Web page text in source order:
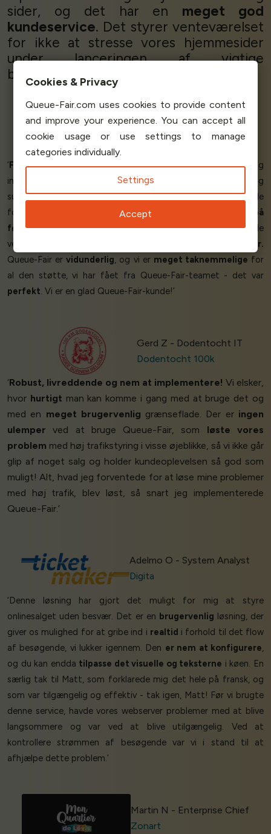
sider, og det har en meget god
kundeservice. Det styrer venteværelset
for ikke at stresse vores hjemmesider
under lanceringen af vigtige
billetarrangementer.
Rachel R - Press & Marketing
DIY Ticket
‘ Fantastisk produkt, fungerer fejlfrit. Nem installation og
integration, fremragende rapportering, god kommunikation og
support, værdi for pengene og 5-stjernet oplevelse. Vi er glade
for at kunne sige, at vores billetsalg gik glat! Vi fik
udsolgt på
første dagved hjælp af Queue-Fair's virtuelle
venteværelsesløsning
uden en eneste fejl eller kundeklager.
Queue-Fair ervidunderlig, og vi er meget taknemmelige for
al den støtte, vi har fået fra Queue-Fair-teamet - det var
perfekt. Vi er en glad Queue-Fair-kunde!’
Gerd Z - Dodentocht IT
Dodentocht 100k
‘Robust, livreddende og nem at implementere! Vi elsker,
hvor hurtigt man kan komme i gang med at bruge det og
med en meget brugervenlig grænseflade. Der er ingen
ulemper ved at bruge Queue-Fair, som løste vores
problem med høj trafikstyring i visse øjeblikke, så vi ikke går
glip af noget salg og holder kundeoplevelsen så god som
muligt! Alt, hvad jeg forventede for at løse mine problemer
med høj trafik, blev løst, så snart jeg implementerede
Queue-Fair.’
Adelmo O - System Analyst
Digita
‘Denne løsning har gjort det muligt for mig at styre
onlinesalget uden besvær. Det er en brugervenlig løsning, der
giver os mulighed for at gribe ind i realtid i forhold til det flow
af besøgende, vi lukker igennem. Den er nem at konfigurere
og du kan endda tilpasse det visuelle og teksterne i køen. En
særlig tak til Matt, som forklarede mig det hele på fransk, og
som var tilgængelig og effektiv - tak igen, Matt! Før vi brugte
denne service, havde vores webserver problemer med at blive
langsommere og var ved at blive utilgængelig. Ved at
kontrollere strømmen af besøgende var vi i stand til at
afhjælpe dette problem.’
Martin N - Enterprise Chief
Zonart
Cookies & Privacy
Queue-Fair.com uses cookies to provide content
and improve your experience. You can accept all
cookie usage or use settings to manage
categories individually.
Settings
Accept